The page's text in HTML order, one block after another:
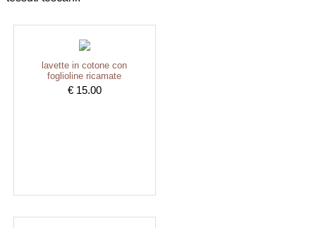
lavette in cotone con
foglioline ricamate
€ 15.00